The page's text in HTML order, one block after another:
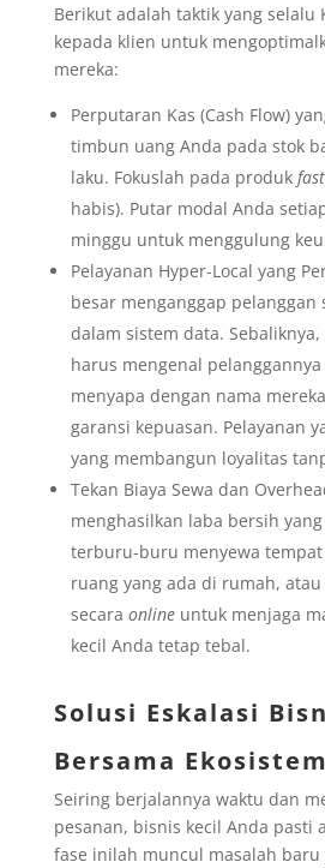
Berikut adalah taktik yang selalu
kepada klien untuk
mereka:
Perputaran Kas (Cash Flow)
timbun uang Anda pada stok
laku. Fokuslah pada produk
habis). Putar modal Anda
minggu untuk menggulung
Pelayanan Hyper-Local yang
besar menganggap pelanggan
dalam sistem data.
harus mengenal
menyapa dengan nama
garansi kepuasan. Pelayanan
yang membangun loyalitas
Tekan Biaya Sewa dan
menghasilkan laba bersih
terburu-buru menyewa
ruang yang ada di rumah, atau
secara onlineuntuk menjaga
kecil Anda tetap tebal.
Solusi Eskalasi
Bersama
Seiring berjalannya waktu dan
pesanan, bisnis kecil Anda pasti
fase inilah muncul masalah baru